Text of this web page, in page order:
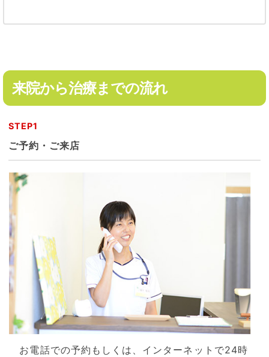
来院から治療までの流れ
STEP1
ご予約・ご来店
お電話での予約もしくは、インターネットで24時